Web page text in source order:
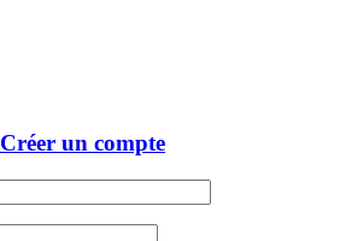
Créer un compte